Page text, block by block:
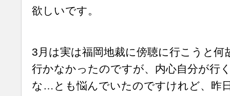
欲しいです。
3月は実は福岡地裁に傍聴に行こうと何
行かなかったのですが、内心自分が行
な…とも悩んでいたのですけれど、昨